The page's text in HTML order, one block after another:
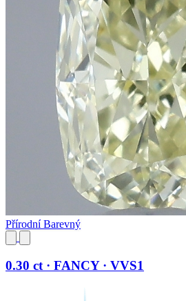
Přírodní Barevný
0.30 ct · FANCY · VVS1